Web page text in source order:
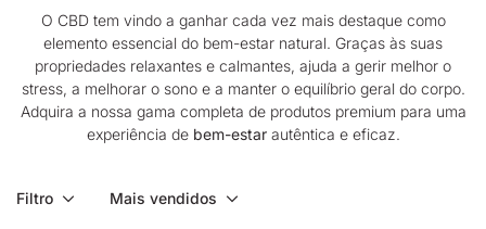
O CBDtem vindo a ganhar cada vez mais destaque como
elemento essencial do bem-estar natural. Graças às suas
propriedades relaxantes e calmantes, ajuda a gerir melhor o
stress, a melhorar o sono e a manter o equilíbrio geral do corpo.
Adquira a nossa gama completa de produtos premium para uma
experiência de bem-estarautêntica e eficaz.
Filtro Mais vendidos